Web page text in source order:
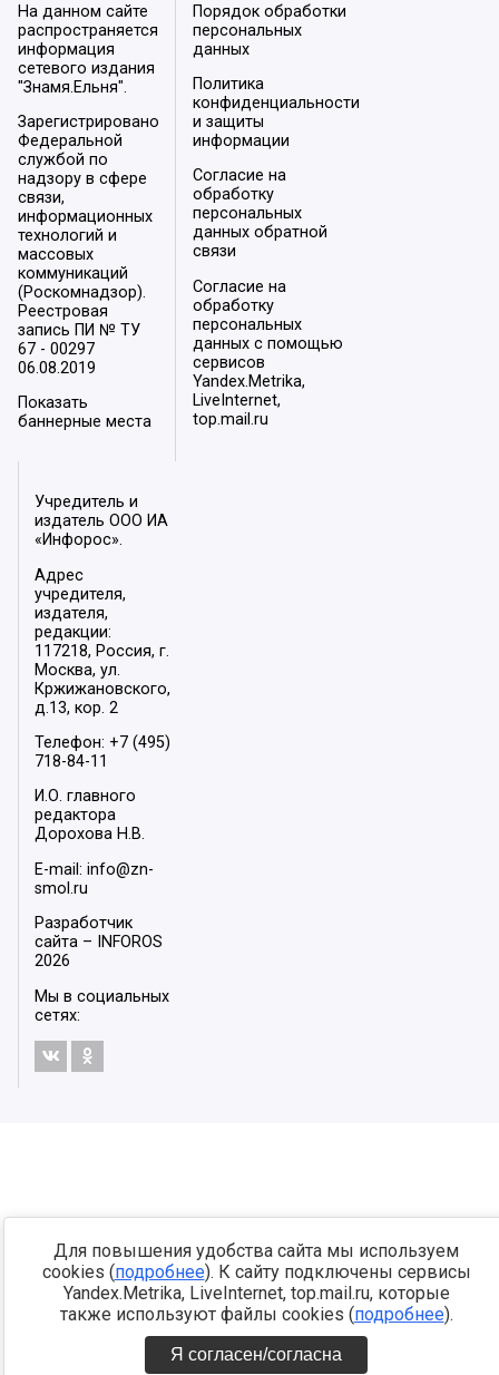
На данном сайте
распространяется
информация
сетевого издания
"Знамя.Ельня".
Зарегистрировано
Федеральной
службой по
надзору в сфере
связи,
информационных
технологий и
массовых
коммуникаций
(Роскомнадзор).
Реестровая
запись ПИ № ТУ
67 - 00297
06.08.2019
Показать
баннерные места
Порядок обработки
персональных
данных
Политика
конфиденциальности
и защиты
информации
Согласие на
обработку
персональных
данных обратной
связи
Согласие на
обработку
персональных
данных с помощью
сервисов
Yandex.Metrika,
LiveInternet,
top.mail.ru
Учредитель и
издатель ООО ИА
«Инфорос».
Адрес
учредителя,
издателя,
редакции:
117218, Россия, г.
Москва, ул.
Кржижановского,
д.13, кор. 2
Телефон: +7 (495)
718-84-11
И.О. главного
редактора
Дорохова Н.В.
E-mail: info@zn-
smol.ru
Разработчик
сайта –
INFOROS
2026
Мы в социальных
сетях:
Для повышения удобства сайта мы используем
cookies (подробнее). К сайту подключены сервисы
Yandex.Metrika, LiveInternet, top.mail.ru, которые
также используют файлы cookies (подробнее).
Я согласен/согласна